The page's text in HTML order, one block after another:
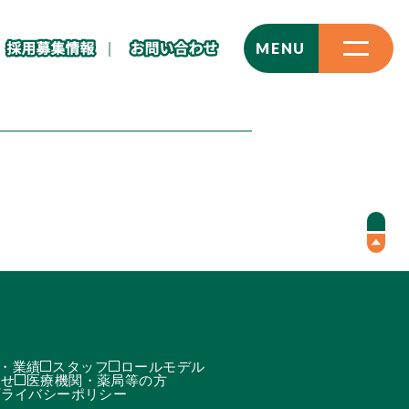
MENU
CLOSE
業績 スタッフ
ロールモデル
医療機関・薬局等の方
イバシーポリシー